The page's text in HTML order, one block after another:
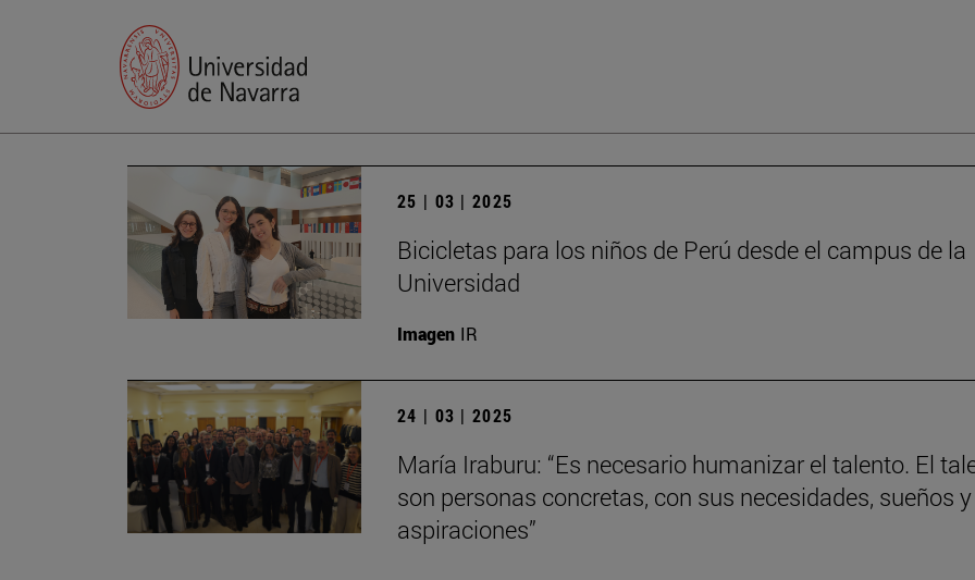
25 | 03 | 2025
Bicicletas para los niños de Perú desde el campus de la
Universidad
Imagen IR
24 | 03 | 2025
María Iraburu: “Es necesario humanizar el talento. El
son personas concretas, con sus necesidades, sueños y
aspiraciones”